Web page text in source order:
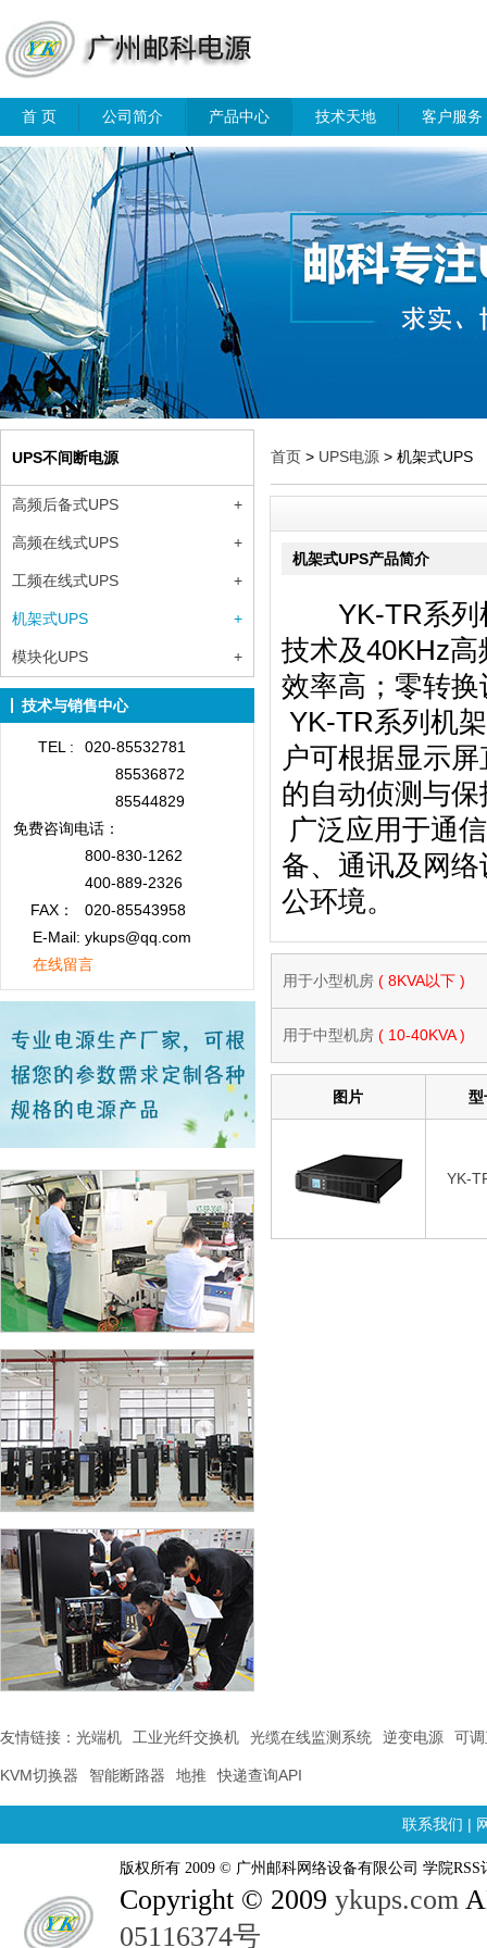
首 页 公司简介 产品中心 技术天地 客户服务
UPS不间断电源
+
高频后备式UPS
+
高频在线式UPS
+
工频在线式UPS
+
机架式UPS
+
模块化UPS
技术与销售中心
TEL :
020-85532781
85536872
85544829
免费咨询电话：
800-830-1262
400-889-2326
FAX：
020-85543958
E-Mail: ykups@qq.com
在线留言
首页 > UPS电源 > 机架式UPS
机架式UPS产品简介
YK-TR系列机
技术及40KHz
效率高；零转
YK-TR系列机
户可根据显示
的自动侦测与
广泛应用于通
备、通讯及网
公环境。
用于小型机房 ( 8KVA以下 )
用于中型机房 ( 10-40KVA )
图片 型
YK-
友情链接： 光端机 工业光纤交换机 光缆在线监测系统 逆变电源 可
KVM切换器 智能断路器 地推 快递查询API
联系我们 |
版权所有 2009 © 广州邮科网络设备有限公司 学院RSS
Copyright © 2009 ykups.com
05116374号